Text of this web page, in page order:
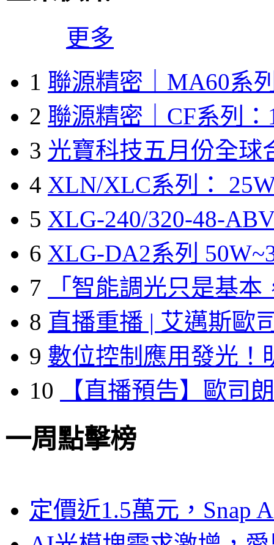
更多
1 聯源精密｜MA60系
2 聯源精密｜CF系列：
3 光寶科技五月份全球
4 XLN/XLC系列：
5 XLG-240/320-48-
6 XLG-DA2系列
7
「智能調光只是基本
8 直播重播 | 艾邁斯歐
9 數位控制應用發光！
10
【直播預告】歐司
一周點擊榜
定價近1.5萬元，Snap